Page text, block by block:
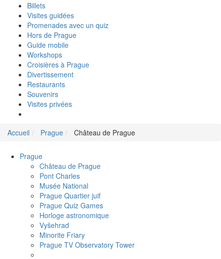
Billets
Visites guidées
Promenades avec un quiz
Hors de Prague
Guide mobile
Workshops
Croisières à Prague
Divertissement
Restaurants
Souvenirs
Visites privées
Accueil Prague Château de Prague
Prague
Château de Prague
Pont Charles
Musée National
Prague Quartier juif
Prague Quiz Games
Horloge astronomique
Vyšehrad
Minorite Friary
Prague TV Observatory Tower